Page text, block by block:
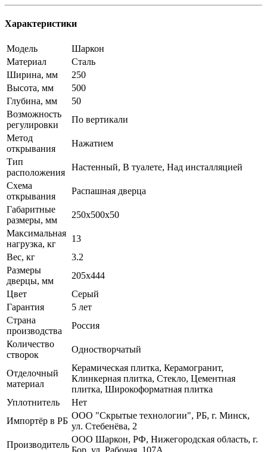
Характеристики
Модель
Шаркон
Материал
Сталь
Ширина, мм
250
Высота, мм
500
Глубина, мм
50
Возможность
регулировки
По вертикали
Метод
открывания
Нажатием
Тип
расположения
Настенный, В туалете, Над инсталляцией
Схема
открывания
Распашная дверца
Габаритные
размеры, мм
250x500x50
Максимальная
нагрузка, кг
13
Вес, кг
3.2
Размеры
дверцы, мм
205х444
Цвет
Серый
Гарантия
5 лет
Страна
производства
Россия
Количество
створок
Одностворчатый
Отделочный
материал
Керамическая плитка, Керамогранит,
Клинкерная плитка, Стекло, Цементная
плитка, Широкоформатная плитка
Уплотнитель
Нет
Импортёр в РБ
ООО "Скрытые технологии", РБ, г. Минск,
ул. Стебенёва, 2
Производитель
ООО Шаркон, РФ, Нижегородская область, г.